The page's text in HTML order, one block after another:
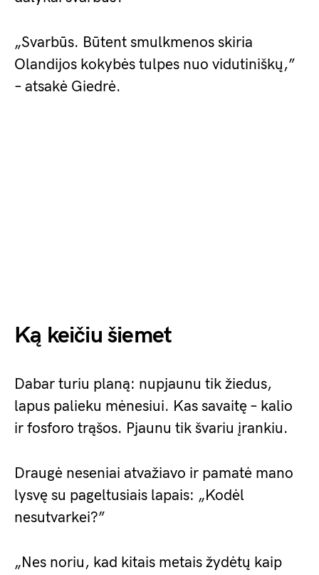
„Svarbūs. Būtent smulkmenos skiria
Olandijos kokybės tulpes nuo vidutiniškų,”
– atsakė Giedrė.
Ką keičiu šiemet
Dabar turiu planą: nupjaunu tik žiedus,
lapus palieku mėnesiui. Kas savaitę – kalio
ir fosforo trąšos. Pjaunu tik švariu įrankiu.
Draugė neseniai atvažiavo ir pamatė mano
lysvę su pageltusiais lapais: „Kodėl
nesutvarkei?”
„Nes noriu, kad kitais metais žydėtų kaip